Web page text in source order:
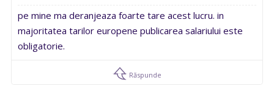
pe mine ma deranjeaza foarte tare acest lucru. in
majoritatea tarilor europene publicarea salariului este
obligatorie.
Răspunde